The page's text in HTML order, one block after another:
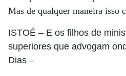
Mas de qualquer maneira isso
ISTOÉ – E os filhos de
superiores que advogam
Dias –